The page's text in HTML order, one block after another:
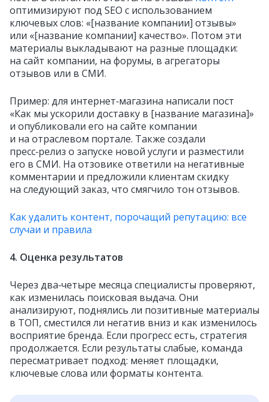
оптимизируют под SEO с использованием
ключевых слов: «[название компании] отзывы»
или «[название компании] качество». Потом эти
материалы выкладывают на разные площадки:
на сайт компании, на форумы, в агрегаторы
отзывов или в СМИ.
Пример: для интернет‑магазина написали пост
«Как мы ускорили доставку в [название магазина]»
и опубликовали его на сайте компании
и на отраслевом портале. Также создали
пресс‑релиз о запуске новой услуги и разместили
его в СМИ. На отзовике ответили на негативные
комментарии и предложили клиентам скидку
на следующий заказ, что смягчило тон отзывов.
Как удалить контент, порочащий репутацию: все
случаи и правила
4. Оценка результатов
Через два‑четыре месяца специалисты проверяют,
как изменилась поисковая выдача. Они
анализируют, поднялись ли позитивные материалы
в ТОП, сместился ли негатив вниз и как изменилось
восприятие бренда. Если прогресс есть, стратегия
продолжается. Если результаты слабые, команда
пересматривает подход: меняет площадки,
ключевые слова или форматы контента.